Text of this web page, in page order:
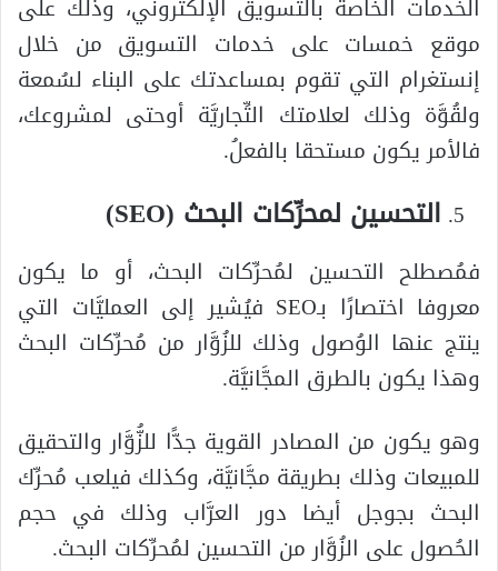
الخدمات الخاصة بالتسويق الإلكتروني، وذلك على
موقع خمسات على خدمات التسويق من خلال
إنستغرام التي تقوم بمساعدتك على البناء لسُمعة
ولقُوَّة وذلك لعلامتك التِّجاريَّة أوحتى لمشروعك،
فالأمر يكون مستحقا بالفعلُ.
التحسين لمحرِّكات البحث (SEO)
فمُصطلح التحسين لمُحرِّكات البحث، أو ما يكون
معروفا اختصارًا بـSEO فيُشير إلى العمليَّات التي
ينتج عنها الوُصول وذلك للزُوَّار من مُحرِّكات البحث
وهذا يكون بالطرق المجَّانيَّة.
وهو يكون من المصادر القوية جدًّا للزُّوَّار والتحقيق
للمبيعات وذلك بطريقة مجَّانيَّة، وكذلك فيلعب مُحرِّك
البحث بجوجل أيضا دور العرَّاب وذلك في حجم
الحُصول على الزُوَّار من التحسين لمُحرِّكات البحث.